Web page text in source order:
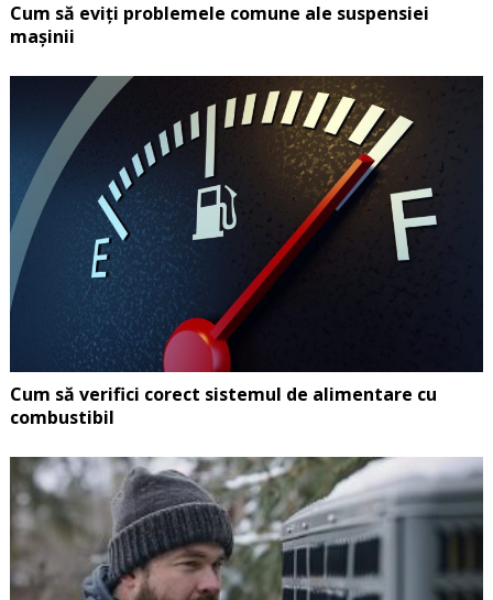
Cum să eviți problemele comune ale suspensiei
mașinii
Cum să verifici corect sistemul de alimentare cu
combustibil